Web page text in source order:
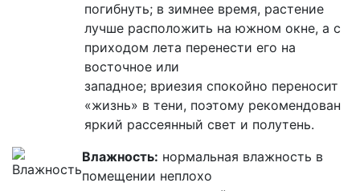
погибнуть; в зимнее время, растение
лучше расположить на южном окне, а с
приходом лета перенести его на
восточное или
западное; вриезия спокойно переносит
«жизнь» в тени, поэтому рекомендован
яркий рассеянный свет и полутень.
Влажность: нормальная влажность в
помещении неплохо